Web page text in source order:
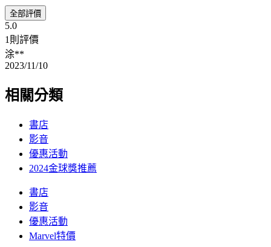
全部評價
5.0
1則評價
涂**
2023/11/10
相關分類
書店
影音
優惠活動
2024金球獎推薦
書店
影音
優惠活動
Marvel特價